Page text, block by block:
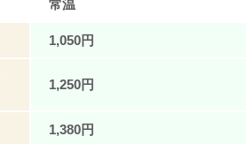
常温
1,050円
1,250円
1,380円